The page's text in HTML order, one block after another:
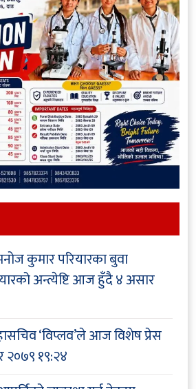
कुमार परियारका बुवा
अन्त्येष्टि आज हुँदै४ असार
‘विप्लव’ले आज विशेष प्रेस
२०७९ १९:२४